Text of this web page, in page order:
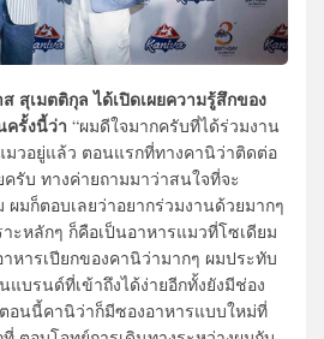
สุเมตติกุล ได้เปิดเผยความรู้สึกของ
ครั้งนี้ว่า “ผมดีใจมากครับที่ได้ร่วมงาน
มวอยู่แล้ว ตอนแรกที่ทางคานิว่าติดต่อ
รับ ทางค่ายถามมาว่าสนใจที่จะ
มก็ตอบเลยว่าอยากร่วมงานด้วยมากๆ
ะหลักๆ ก็คือเป็นอาหารแมวที่โซเดียม
หารเปียกของคานิว่ามากๆ ผมประทับ
บรนด์ที่เข้าถึงได้ง่ายอีกทั้งยังมีช่อง
อนนี้คานิว่าก็มีซองอาหารแบบใหม่ที่